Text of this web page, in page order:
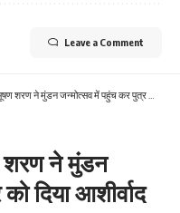
Leave a Comment
ने मुंडन जन्मोत्सव में पहुंच कर पुत्र को दिया आशीर्वाद
शरण ने मुंडन
दिया आशीर्वाद